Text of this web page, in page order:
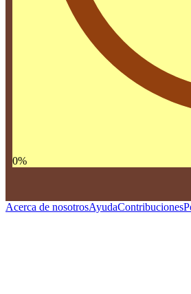
0%
Acerca de nosotrosAyudaContribuciones